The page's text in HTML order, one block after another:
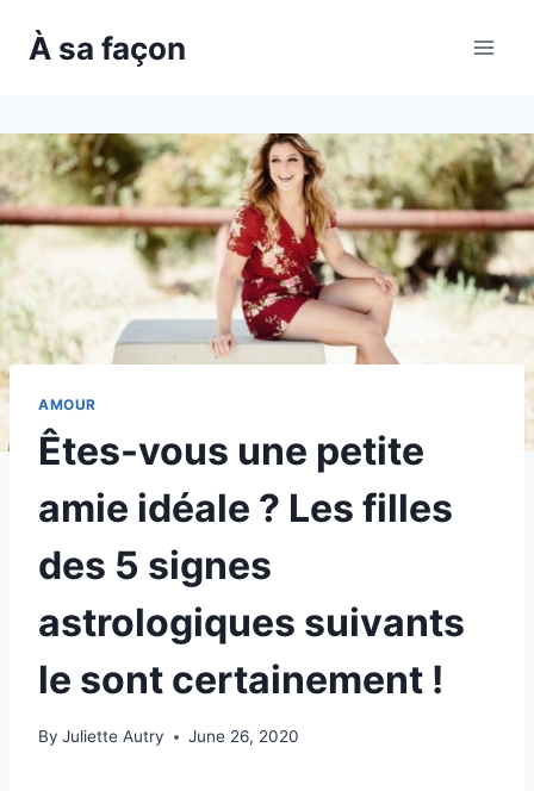
À sa façon
AMOUR
Êtes-vous une petite
amie idéale ? Les filles
des 5 signes
astrologiques suivants
le sont certainement !
By Juliette Autry June 26, 2020